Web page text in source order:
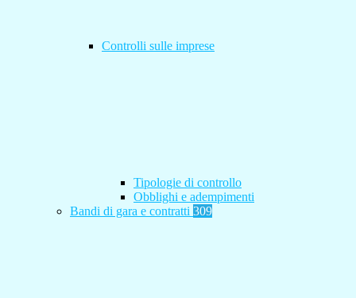
Controlli sulle imprese
Tipologie di controllo
Obblighi e adempimenti
Bandi di gara e contratti 309